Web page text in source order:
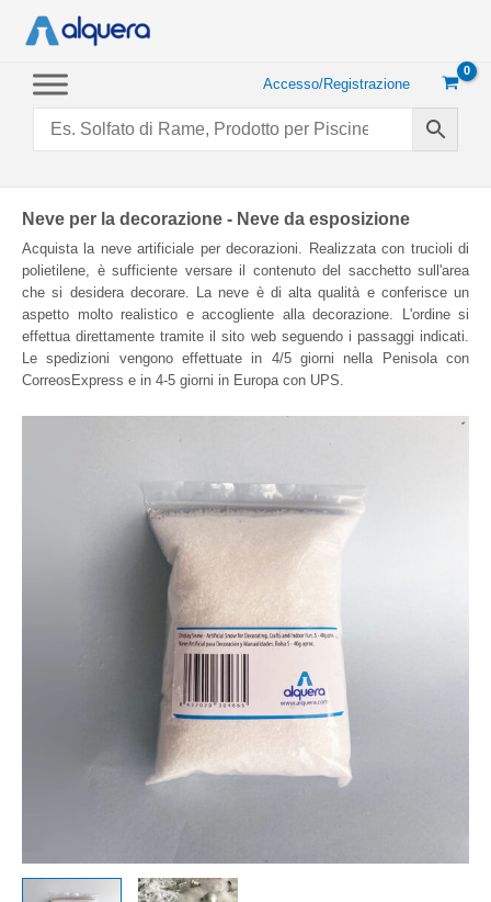
Accesso/Registrazione
Neve per la decorazione - Neve da esposizione
Acquista la neve artificiale per decorazioni. Realizzata con trucioli di
polietilene, è sufficiente versare il contenuto del sacchetto sull'area
che si desidera decorare. La neve è di alta qualità e conferisce un
aspetto molto realistico e accogliente alla decorazione. L'ordine si
effettua direttamente tramite il sito web seguendo i passaggi indicati.
Le spedizioni vengono effettuate in 4/5 giorni nella Penisola con
CorreosExpress e in 4-5 giorni in Europa con UPS.